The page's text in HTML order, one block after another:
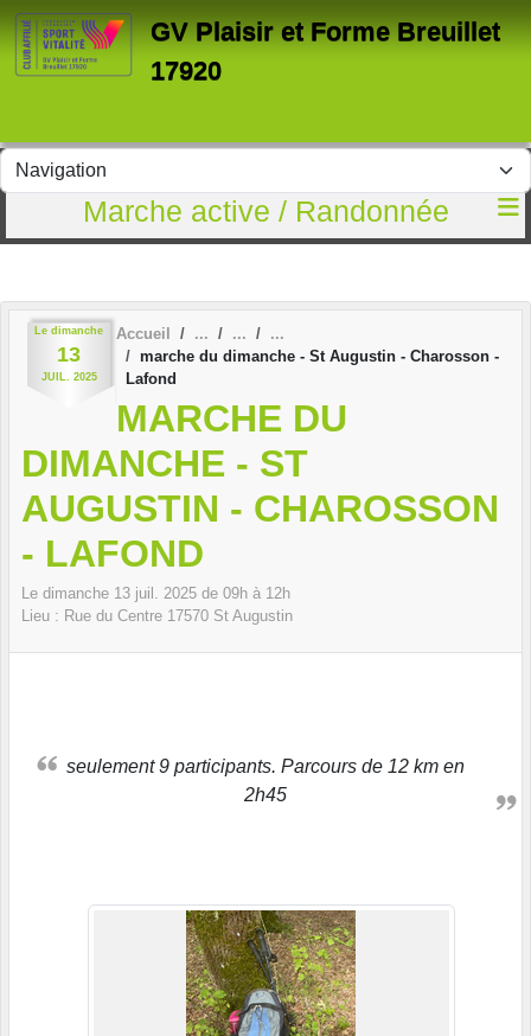
GV Plaisir et Forme Breuillet
17920
Marche active / Randonnée
Le dimanche
13
JUIL. 2025
Accueil
marche du dimanche - St Augustin - Charosson -
Lafond
MARCHE DU
DIMANCHE - ST
AUGUSTIN - CHAROSSON
- LAFOND
Le dimanche 13 juil. 2025 de 09h à 12h
Lieu : Rue du Centre 17570 St Augustin
seulement 9 participants. Parcours de 12 km en
2h45
Panneau de gestion des cookies